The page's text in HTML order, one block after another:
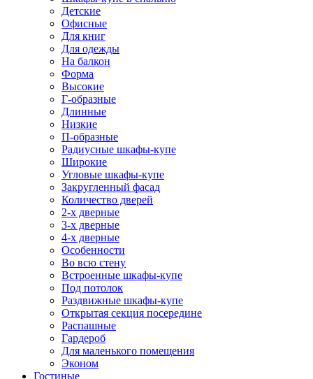
Детские
Офисные
Для книг
Для одежды
На балкон
Форма
Высокие
Г-образные
Длинные
Низкие
П-образные
Радиусные шкафы-купе
Широкие
Угловые шкафы-купе
Закругленный фасад
Количество дверей
2-х дверные
3-х дверные
4-х дверные
Особенности
Во всю стену
Встроенные шкафы-купе
Под потолок
Раздвижные шкафы-купе
Открытая секция посередине
Распашные
Гардероб
Для маленького помещения
Эконом
Гостиные